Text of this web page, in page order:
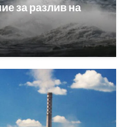
за разлив на